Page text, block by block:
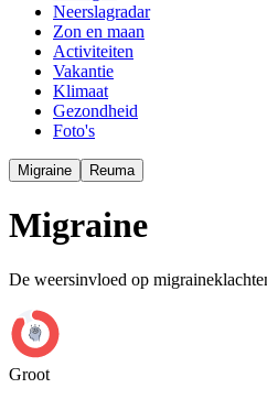
Neerslagradar
Zon en maan
Activiteiten
Vakantie
Klimaat
Gezondheid
Foto's
Migraine Reuma
Migraine
De weersinvloed op
Groot